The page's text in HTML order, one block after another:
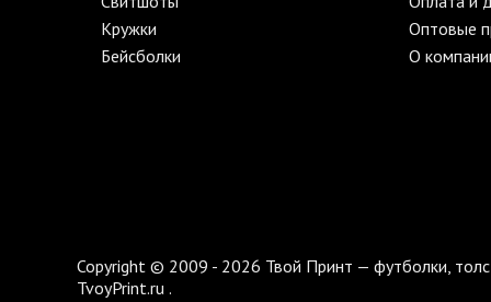
Кружки
Бейсболки
Оптовые
О
Copyright © 2009 - 2026 Твой Принт — футболки,
TvoyPrint.ru .